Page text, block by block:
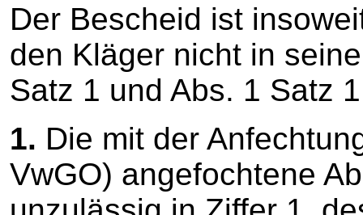
Der Bescheid ist
den Kläger nicht in
Satz 1 und Abs. 1 Satz
1. Die mit der
VwGO) angefochtene